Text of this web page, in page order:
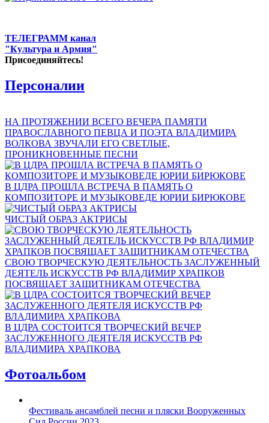
ТЕЛЕГРАММ канал
"Культура и Армия"
Присоединяйтесь!
Персоналии
НА ПРОТЯЖЕНИИ ВСЕГО ВЕЧЕРА ПАМЯТИ
ПРАВОСЛАВНОГО ПЕВЦА И ПОЭТА ВЛАДИМИРА
ВОЛКОВА ЗВУЧАЛИ ЕГО СВЕТЛЫЕ,
ПРОНИКНОВЕННЫЕ ПЕСНИ
В ЦДРА ПРОШЛА ВСТРЕЧА В ПАМЯТЬ О
КОМПОЗИТОРЕ И МУЗЫКОВЕДЕ ЮРИИ БИРЮКОВЕ
ЧИСТЫЙ ОБРАЗ АКТРИСЫ
СВОЮ ТВОРЧЕСКУЮ ДЕЯТЕЛЬНОСТЬ ЗАСЛУЖЕННЫЙ
ДЕЯТЕЛЬ ИСКУССТВ РФ ВЛАДИМИР ХРАПКОВ
ПОСВЯЩАЕТ ЗАЩИТНИКАМ ОТЕЧЕСТВА
В ЦДРА СОСТОИТСЯ ТВОРЧЕСКИЙ ВЕЧЕР
ЗАСЛУЖЕННОГО ДЕЯТЕЛЯ ИСКУССТВ РФ
ВЛАДИМИРА ХРАПКОВА
Фотоальбом
Фестиваль ансамблей песни и пляски Вооруженных